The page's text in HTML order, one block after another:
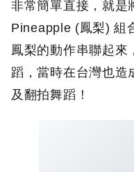
非常簡單直接，就是
Pineapple (鳳梨) 組
鳳梨的動作串聯起來
蹈，當時在台灣也造
及翻拍舞蹈！